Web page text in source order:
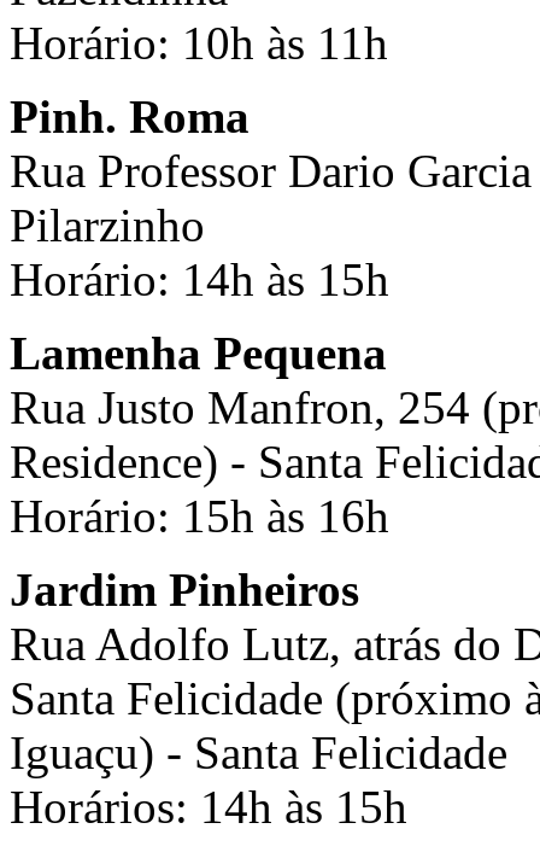
Horário: 10h às 11h
Pinh. Roma
Rua Professor Dario
Pilarzinho
Horário: 14h às 15h
Lamenha Pequena
Rua Justo Manfron, 254
Residence) - Santa
Horário: 15h às 16h
Jardim Pinheiros
Rua Adolfo Lutz, atrás do
Santa Felicidade (próximo
Iguaçu) - Santa Felicidade
Horários: 14h às 15h